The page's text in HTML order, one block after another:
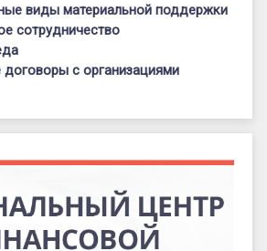
виды материальной поддержки
сотрудничество
с организациями